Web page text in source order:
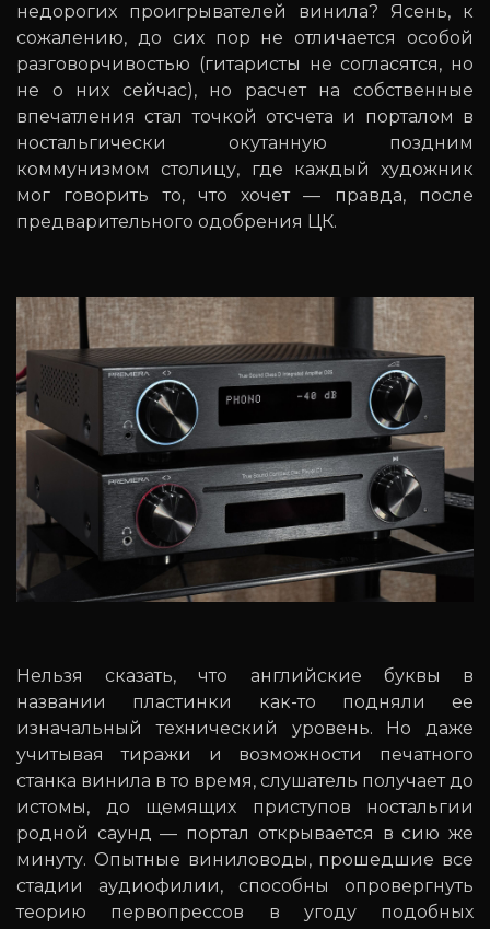
недорогих проигрывателей винила? Ясень, к
сожалению, до сих пор не отличается особой
разговорчивостью (гитаристы не согласятся, но
не о них сейчас), но расчет на собственные
впечатления стал точкой отсчета и порталом в
ностальгически окутанную поздним
коммунизмом столицу, где каждый художник
мог говорить то, что хочет — правда, после
предварительного одобрения ЦК.
Нельзя сказать, что английские буквы в
названии пластинки как-то подняли ее
изначальный технический уровень. Но даже
учитывая тиражи и возможности печатного
станка винила в то время, слушатель получает до
истомы, до щемящих приступов ностальгии
родной саунд — портал открывается в сию же
минуту. Опытные виниловоды, прошедшие все
стадии аудиофилии, способны опровергнуть
теорию первопрессов в угоду подобных